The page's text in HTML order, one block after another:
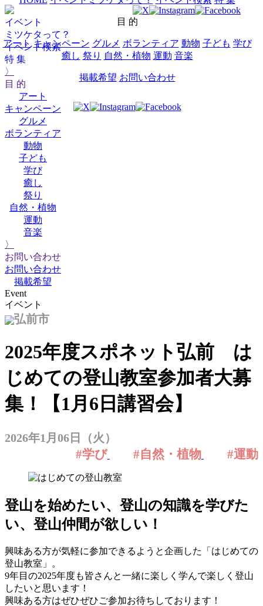
イベント
ミツケタって？
イベント検索
特 集
〉
目 的
アート
キャンペーン
グルメ
ボランティア
動物
子ども
学び
癒し
祭り
自然・植物
運動
音楽
〉
お問い合わせ
お問い合わせ
掲載希望
目 的
アート キャンペーン グルメ ボランティア 動物 子ども 学び
癒し 祭り 自然・植物 運動 音楽
掲載希望 お問い合わせ
Event
イベント
弘前市
2025年度スポネット弘前 は
じめての登山教室参加者大募
集！【1月6日講習会】
2026年1月06日（火）
#学び #自然・植物 #運動
登山を始めたい、登山の知識を学びた
い、登山仲間が欲しい！
興味ある方が気軽に参加できるようと企画した「はじめての
登山教室」。
9年目の2025年度も皆さんと一緒に楽しく学んで楽しく登山
したいと思います！
興味ある方はぜひぜひご参加お待ちしております！